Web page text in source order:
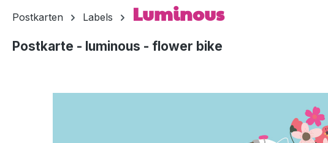
Postkarten Labels Luminous
Postkarte - luminous - flower bike